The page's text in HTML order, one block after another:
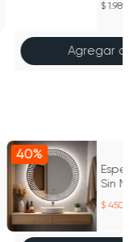
Agregar
40%
Sin